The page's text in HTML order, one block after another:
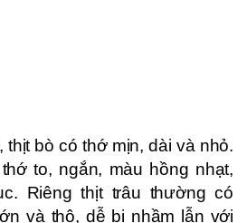
thịt bò có thớ mịn, dài và nhỏ.
to, ngắn, màu hồng nhạt,
Riêng thịt trâu thường có
và thô, dễ bị nhầm lẫn với